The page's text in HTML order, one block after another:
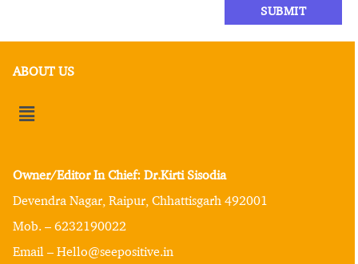
ABOUT US
Owner/Editor In Chief: Dr.Kirti Sisodia
Devendra Nagar, Raipur, Chhattisgarh 492001
Mob. – 6232190022
Email – Hello@seepositive.in